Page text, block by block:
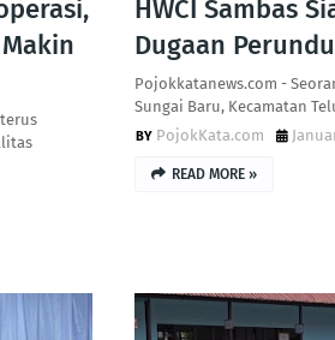
HWCI Sambas
Dugaan
Pojokkatanews.com -
Sungai Baru, Kecamatan
PojokKata.com
READ MORE »